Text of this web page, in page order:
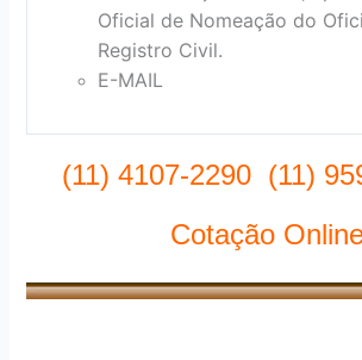
Oficial de Nomeação do
Registro Civil.
E-MAIL
(11) 4107-2290 (11)
Cotação